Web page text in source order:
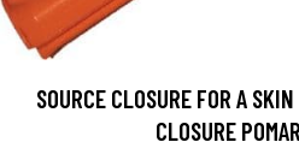
SOURCE CLOSURE FOR A
CLOSURE